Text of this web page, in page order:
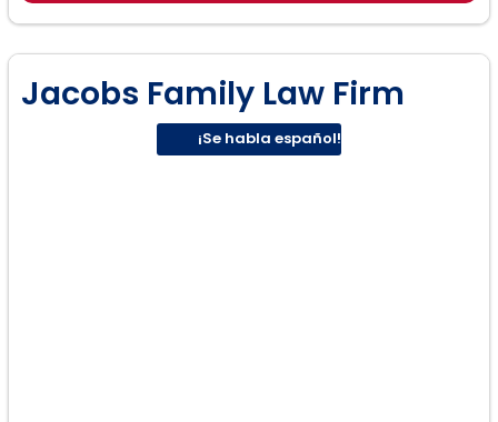
Jacobs Family Law Firm
¡Se habla español!